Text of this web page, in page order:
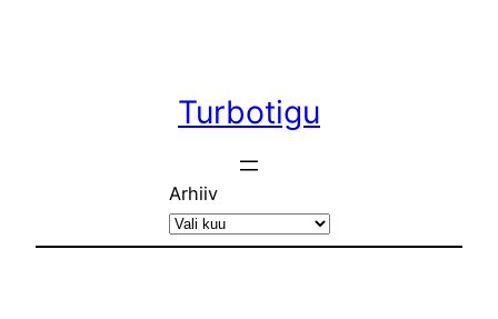
Turbotigu
Arhiiv